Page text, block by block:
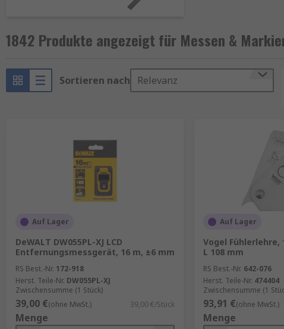
1842 Produkte angezeigt für Messen &
Sortieren nach Relevanz
Auf Lager
DeWALT DW055PL-XJ LCD
Entfernungsmessgerät, 16 m, ±6 mm
RS Best.-Nr. 172-918
Herst. Teile-Nr. DW055PL-XJ
Zwischensumme (1 Stück)
39,00 €(ohne MwSt.) 39,00 €/Stück
Menge
Auf Lager
Vogel
L 108 mm
RS Best.-Nr. 642-076
Herst. Teile-Nr. 474404
Zwischensumme (1
93,91 €(ohne MwSt.)
Menge